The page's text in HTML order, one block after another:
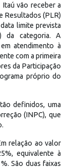
vão receber a
Resultados (PLR)
limite prevista
da categoria. A
atendimento à
com a primeira
da Participação
próprio do
definidos, uma
(INPC), que
relação ao valor
equivalente à
São duas faixas